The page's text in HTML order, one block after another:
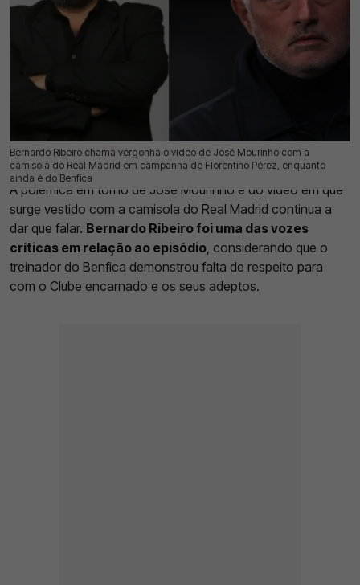
Bernardo Ribeiro chama vergonha o vídeo de José Mourinho com a
camisola do Real Madrid em campanha de Florentino Pérez, enquanto
ainda é do Benfica
04 Jun 2026 | 12:08 | 0
A polémica em torno de José Mourinho e do vídeo em que
surge vestido com a camisola do Real Madrid continua a
dar que falar. Bernardo Ribeiro foi uma das vozes
críticas em relação ao episódio, considerando que o
treinador do Benfica demonstrou falta de respeito para
com o Clube encarnado e os seus adeptos.